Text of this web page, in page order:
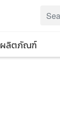
ผลิตภัณฑ์